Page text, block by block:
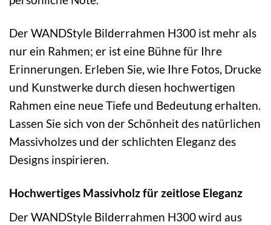
Der WANDStyle Bilderrahmen H300 ist mehr als
nur ein Rahmen; er ist eine Bühne für Ihre
Erinnerungen. Erleben Sie, wie Ihre Fotos, Drucke
und Kunstwerke durch diesen hochwertigen
Rahmen eine neue Tiefe und Bedeutung erhalten.
Lassen Sie sich von der Schönheit des natürlichen
Massivholzes und der schlichten Eleganz des
Designs inspirieren.
Hochwertiges Massivholz für zeitlose Eleganz
Der WANDStyle Bilderrahmen H300 wird aus